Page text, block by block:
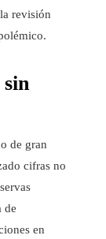
revisión
de gran
cifras no
de
en